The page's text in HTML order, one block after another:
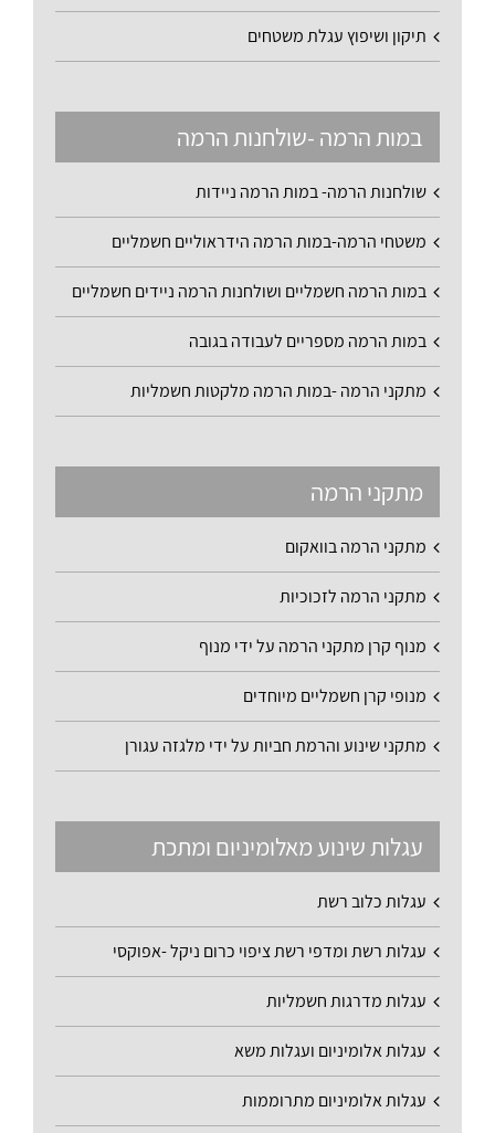
תיקון ושיפוץ עגלת משטחים
במות הרמה -שולחנות הרמה
שולחנות הרמה- במות הרמה ניידות
משטחי הרמה-במות הרמה הידראוליים חשמליים
במות הרמה חשמליים ושולחנות הרמה ניידים חשמליים
במות הרמה מספריים לעבודה בגובה
מתקני הרמה -במות הרמה מלקטות חשמליות
מתקני הרמה
מתקני הרמה בוואקום
מתקני הרמה לזכוכיות
מנוף קרן מתקני הרמה על ידי מנוף
מנופי קרן חשמליים מיוחדים
מתקני שינוע והרמת חביות על ידי מלגזה עגורן
עגלות שינוע מאלומיניום ומתכת
עגלות כלוב רשת
עגלות רשת ומדפי רשת ציפוי כרום ניקל -אפוקסי
עגלות מדרגות חשמליות
עגלות אלומיניום ועגלות משא
עגלות אלומיניום מתרוממות